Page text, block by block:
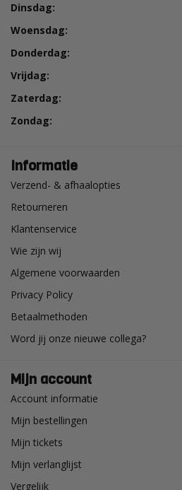
Dinsdag:
Woensdag:
Donderdag:
Vrijdag:
Zaterdag:
Zondag:
Informatie
Verzend- & afhaalopties
Retourneren
Klantenservice
Wie zijn wij
Algemene voorwaarden
Privacy Policy
Betaalmethoden
Word jij onze nieuwe collega?
Mijn account
Account informatie
Mijn bestellingen
Mijn tickets
Mijn verlanglijst
Vergelijk